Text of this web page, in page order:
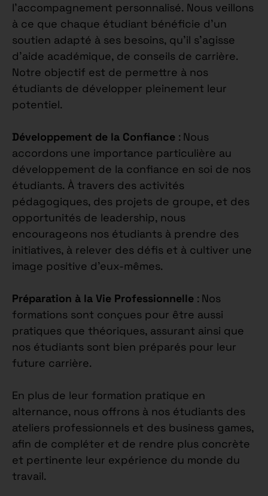
l’accompagnement personnalisé. Nous veillons
à ce que chaque étudiant bénéficie d’un
soutien adapté à ses besoins, qu’il s’agisse
d’aide académique, de conseils de carrière.
Notre objectif est de permettre à nos
étudiants de développer pleinement leur
potentiel.
Développement de la Confiance : Nous
accordons une importance particulière au
développement de la confiance en soi de nos
étudiants. À travers des activités
pédagogiques, des projets de groupe, et des
opportunités de leadership, nous
encourageons nos étudiants à prendre des
initiatives, à relever des défis et à cultiver une
image positive d’eux-mêmes.
Préparation à la Vie Professionnelle : Nos
formations sont conçues pour être aussi
pratiques que théoriques, assurant ainsi que
nos étudiants sont bien préparés pour leur
future carrière.
En plus de leur formation pratique en
alternance, nous offrons à nos étudiants des
ateliers professionnels et des business games,
afin de compléter et de rendre plus concrète
et pertinente leur expérience du monde du
travail.